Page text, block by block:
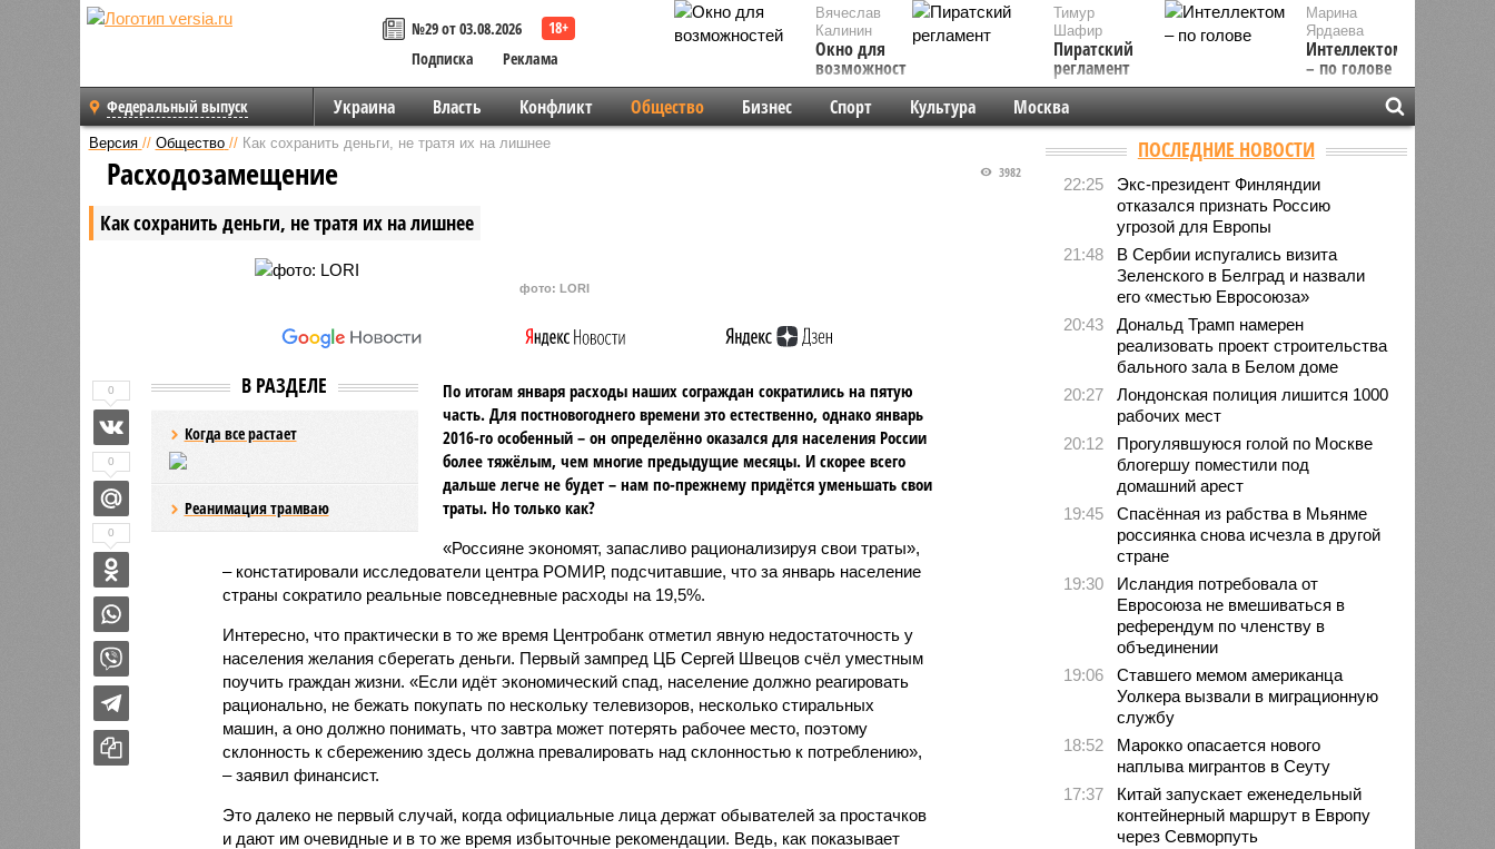
№29 от 03.08.2026
Подписка
Реклама
Вячеслав
Калинин
Окно для
возможностей
Марина
Ярдаева
Интеллектом
– по голове
Тимур
Шафир
Пиратский
регламент
Федеральный выпуск Украина Власть Конфликт Общество Бизнес Спорт Культура Москва
Версия // Общество // Как сохранить деньги, не тратя их на лишнее
Как сохранить деньги, не тратя их на лишнее
3982
Расходозамещение
фото: LORI
В РАЗДЕЛЕ
Когда все растает
Реанимация трамваю
По итогам января расходы наших сограждан сократились на пятую
часть. Для постновогоднего времени это естественно, однако январь
2016-го особенный – он определённо оказался для населения России
более тяжёлым, чем многие предыдущие месяцы. И скорее всего
дальше легче не будет – нам по-прежнему придётся уменьшать свои
траты. Но только как?
«Россияне экономят, запасливо рационализируя свои траты»,
– констатировали исследователи центра РОМИР, подсчитавшие, что за январь население
страны сократило реальные повседневные расходы на 19,5%.
Интересно, что практически в то же время Центробанк отметил явную недостаточность у
населения желания сберегать деньги. Первый зампред ЦБ Сергей Швецов счёл уместным
поучить граждан жизни. «Если идёт экономический спад, население должно реагировать
рационально, не бежать покупать по нескольку телевизоров, несколько стиральных
машин, а оно должно понимать, что завтра может потерять рабочее место, поэтому
склонность к сбережению здесь должна превалировать над склонностью к потреблению»,
– заявил финансист.
Это далеко не первый случай, когда официальные лица держат обывателей за простачков
и дают им очевидные и в то же время избыточные рекомендации. Ведь, как показывает
0
0
0
ПОСЛЕДНИЕ НОВОСТИ
22:25
Экс-президент Финляндии
отказался признать Россию
угрозой для Европы
21:48
В Сербии испугались визита
Зеленского в Белград и назвали
его «местью Евросоюза»
20:43
Дональд Трамп намерен
реализовать проект строительства
бального зала в Белом доме
20:27
Лондонская полиция лишится 1000
рабочих мест
20:12
Прогулявшуюся голой по Москве
блогершу поместили под
домашний арест
19:45
Спасённая из рабства в Мьянме
россиянка снова исчезла в другой
стране
19:30
Исландия потребовала от
Евросоюза не вмешиваться в
референдум по членству в
объединении
19:06
Ставшего мемом американца
Уолкера вызвали в миграционную
службу
18:52
Марокко опасается нового
наплыва мигрантов в Сеуту
17:37
Китай запускает еженедельный
контейнерный маршрут в Европу
через Севморпуть